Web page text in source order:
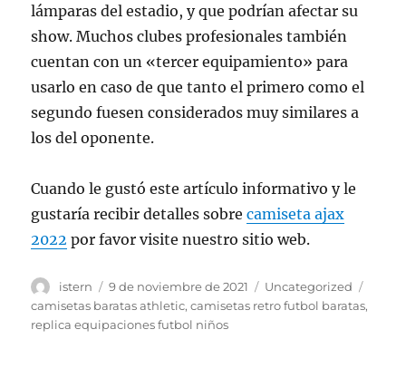
lámparas del estadio, y que podrían afectar su
show. Muchos clubes profesionales también
cuentan con un «tercer equipamiento» para
usarlo en caso de que tanto el primero como el
segundo fuesen considerados muy similares a
los del oponente.
Cuando le gustó este artículo informativo y le
gustaría recibir detalles sobrecamiseta ajax
2022 por favor visite nuestro sitio web.
Autor
istern
Publicado
el
9 de noviembre de 2021 Categorías
Uncategorized
camisetas baratas athletic,camisetas retro futbol baratas,
replica equipaciones futbol niños